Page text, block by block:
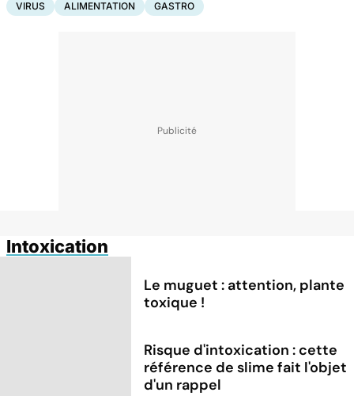
VIRUS
ALIMENTATION GASTRO
Intoxication
Le muguet : attention, plante
toxique !
Risque d'intoxication : cette
référence de slime fait l'objet
d'un rappel